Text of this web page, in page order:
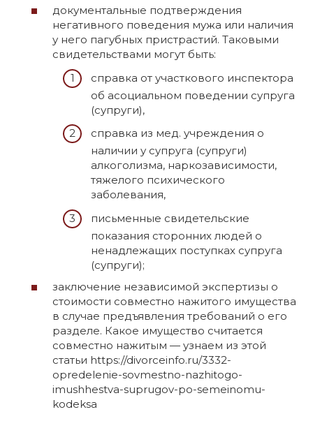
документальные подтверждения
негативного поведения мужа или наличия
у него пагубных пристрастий. Таковыми
свидетельствами могут быть:
справка от участкового инспектора
об асоциальном поведении супруга
(супруги),
справка из мед. учреждения о
наличии у супруга (супруги)
алкоголизма, наркозависимости,
тяжелого психического
заболевания,
письменные свидетельские
показания сторонних людей о
ненадлежащих поступках супруга
(супруги);
заключение независимой экспертизы о
стоимости совместно нажитого имущества
в случае предъявления требований о его
разделе. Какое имущество считается
совместно нажитым — узнаем из этой
статьи https://divorceinfo.ru/3332-
opredelenie-sovmestno-nazhitogo-
imushhestva-suprugov-po-semeinomu-
kodeksa